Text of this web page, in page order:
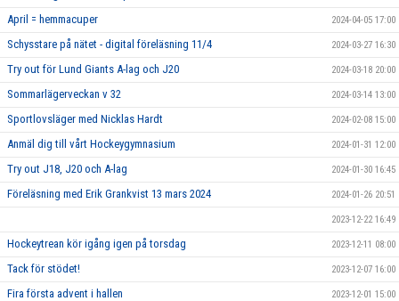
April = hemmacuper 2024-04-05 17:00
Schysstare på nätet - digital föreläsning 11/4 2024-03-27 16:30
Try out för Lund Giants A-lag och J20 2024-03-18 20:00
Sommarlägerveckan v 32 2024-03-14 13:00
Sportlovsläger med Nicklas Hardt 2024-02-08 15:00
Anmäl dig till vårt Hockeygymnasium 2024-01-31 12:00
Try out J18, J20 och A-lag 2024-01-30 16:45
Föreläsning med Erik Grankvist 13 mars 2024 2024-01-26 20:51
2023-12-22 16:49
Hockeytrean kör igång igen på torsdag 2023-12-11 08:00
Tack för stödet! 2023-12-07 16:00
Fira första advent i hallen 2023-12-01 15:00